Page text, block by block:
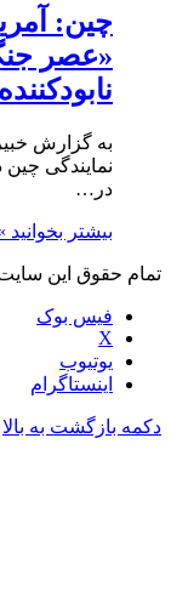
چین:
«عصر
به گزارش
در…
بیشتر بخوانید
تمام حقوق این
فیس بوک
X
یوتیوب
اینستاگرام
دکمه بازگشت به بالا